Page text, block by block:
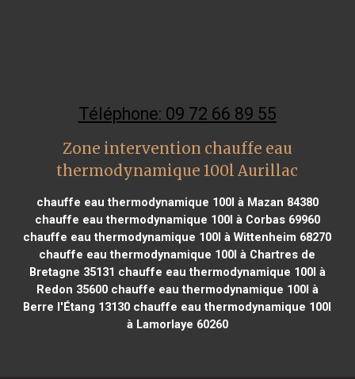
Téléphone: 09 72 66 89 55
Zone intervention chauffe eau
thermodynamique 100l Aurillac
chauffe eau thermodynamique 100l à Mazan 84380
chauffe eau thermodynamique 100l à Corbas 69960
chauffe eau thermodynamique 100l à Wittenheim 68270
chauffe eau thermodynamique 100l à Chartres de
Bretagne 35131 chauffe eau thermodynamique 100l à
Redon 35600chauffe eau thermodynamique 100l à
Berre l'Étang 13130 chauffe eau thermodynamique 100l
à Lamorlaye 60260